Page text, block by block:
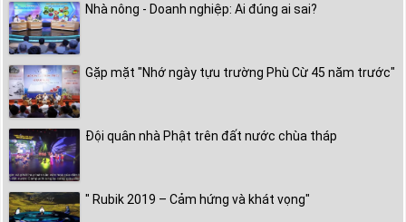
Nhà nông - Doanh nghiệp: Ai đúng ai sai?
Gặp mặt "Nhớ ngày tựu trường Phù Cừ 45 năm trước"
Đội quân nhà Phật trên đất nước chùa tháp
" Rubik 2019 – Cảm hứng và khát vọng"